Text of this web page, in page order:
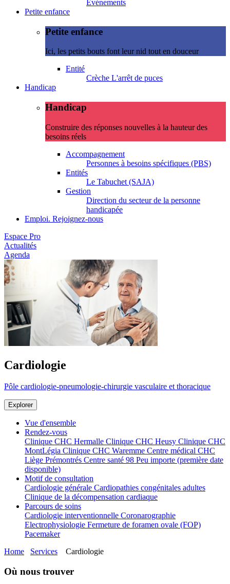
Evénements
Petite enfance
Petite enfance
Ici, les petits bouts font leur nid tout en douceur
Entité
Crèche L'arrêt de puces
Handicap
Handicap
Construire des réponses nouvelles à la hauteur des
besoins réels
Accompagnement
Personnes à besoins spécifiques (PBS)
Entités
Le Tabuchet (SAJA)
Gestion
Direction du secteur de la personne
handicapée
Emploi. Rejoignez-nous
Espace Pro
Actualités
Agenda
Cardiologie
Pôle cardiologie-pneumologie-chirurgie vasculaire et thoracique
Explorer
Vue d'ensemble
Rendez-vous
Clinique CHC Hermalle Clinique CHC Heusy Clinique CHC
MontLégia Clinique CHC Waremme Centre médical CHC
Liège Prémontrés Centre santé 98 Peu importe (première date
disponible)
Motif de consultation
Cardiologie générale Cardiopathies congénitales adultes
Clinique de la décompensation cardiaque
Parcours de soins
Cardiologie interventionnelle Coronarographie
Electrophysiologie Fermeture de foramen ovale (FOP)
Pacemaker
Home
Services Cardiologie
Où nous trouver